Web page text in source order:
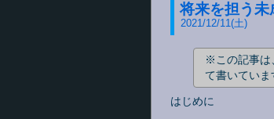
将来を担う未
2021/12/11(土)
※この記事は
て書いていま
はじめに